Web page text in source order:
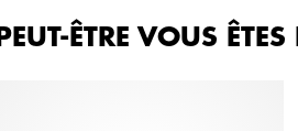
PEUT-ÊTRE VOUS